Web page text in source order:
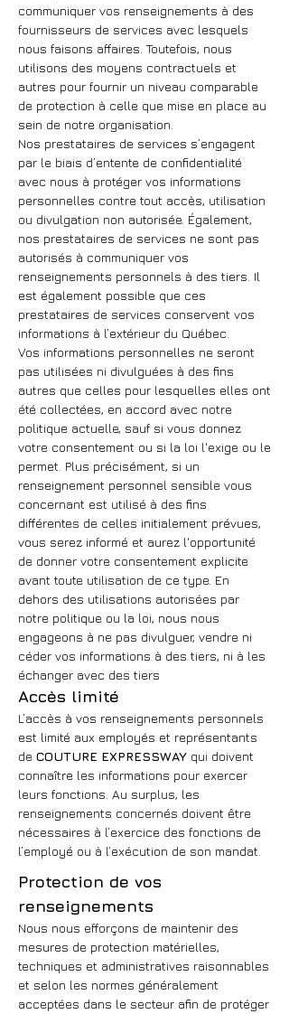
communiquer vos renseignements à des
fournisseurs de services avec lesquels
nous faisons affaires. Toutefois, nous
utilisons des moyens contractuels et
autres pour fournir un niveau comparable
de protection à celle que mise en place au
sein de notre organisation.
Nos prestataires de services s’engagent
par le biais d’entente de confidentialité
avec nous à protéger vos informations
personnelles contre tout accès, utilisation
ou divulgation non autorisée. Également,
nos prestataires de services ne sont pas
autorisés à communiquer vos
renseignements personnels à des tiers. Il
est également possible que ces
prestataires de services conservent vos
informations à l’extérieur du Québec.
Vos informations personnelles ne seront
pas utilisées ni divulguées à des fins
autres que celles pour lesquelles elles ont
été collectées, en accord avec notre
politique actuelle, sauf si vous donnez
votre consentement ou si la loi l'exige ou le
permet. Plus précisément, si un
renseignement personnel sensible vous
concernant est utilisé à des fins
différentes de celles initialement prévues,
vous serez informé et aurez l'opportunité
de donner votre consentement explicite
avant toute utilisation de ce type. En
dehors des utilisations autorisées par
notre politique ou la loi, nous nous
engageons à ne pas divulguer, vendre ni
céder vos informations à des tiers, ni à les
échanger avec des tiers
Accès limité
L’accès à vos renseignements personnels
est limité aux employés et représentants
de COUTURE EXPRESSWAY qui doivent
connaître les informations pour exercer
leurs fonctions. Au surplus, les
renseignements concernés doivent être
nécessaires à l’exercice des fonctions de
l’employé ou à l’exécution de son mandat.
Protection de vos
renseignements
Nous nous efforçons de maintenir des
mesures de protection matérielles,
techniques et administratives raisonnables
et selon les normes généralement
acceptées dans le secteur afin de protéger